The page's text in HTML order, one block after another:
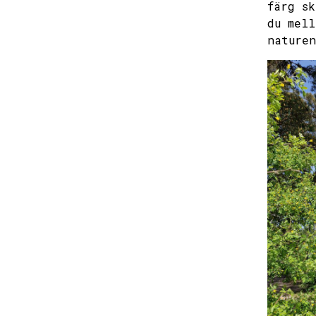
mon
27
3
10
17
24
färg
du